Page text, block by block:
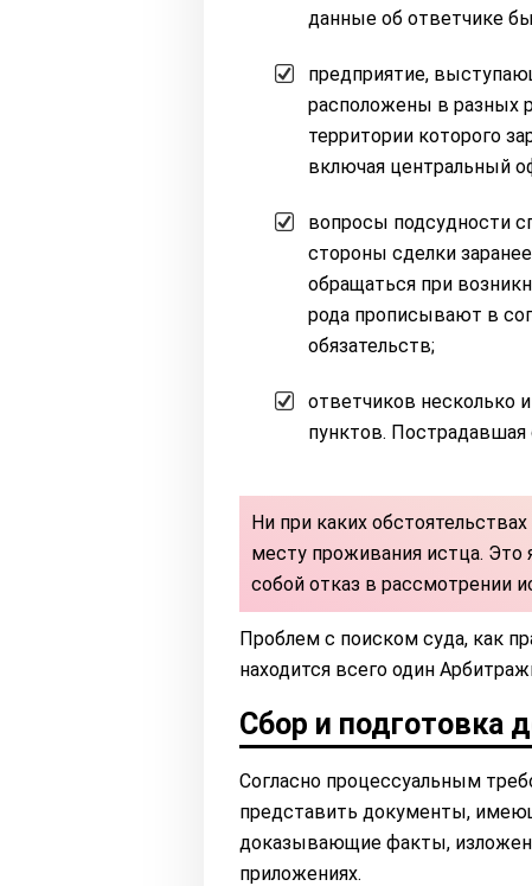
данные об ответчике
предприятие,
расположены в разных
территории которого
включая центральный
вопросы подсудности
стороны сделки
обращаться при
рода прописывают в
обязательств;
ответчиков несколько
пунктов.
Ни при каких
месту проживания истца. Это
собой отказ в рассмотрении
Проблем с поиском суда, как
находится всего один
Сбор и подготовка
Согласно процессуальным
представить документы,
доказывающие факты,
приложениях.